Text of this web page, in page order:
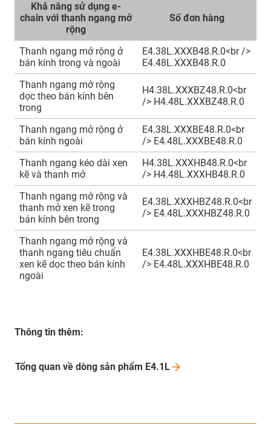
Khả năng sử dụng e-
chain với thanh ngang mở
rộng
Số đơn hàng
Thanh ngang mở rộng ở
bán kính trong và ngoài
E4.38L.XXXB48.R.0<br />
E4.48L.XXXB48.R.0
Thanh ngang mở rộng
dọc theo bán kính bên
trong
H4.38L.XXXBZ48.R.0<br
/> H4.48L.XXXBZ48.R.0
Thanh ngang mở rộng ở
bán kính ngoài
E4.38L.XXXBE48.R.0<br
/> E4.48L.XXXBE48.R.0
Thanh ngang kéo dài xen
kẽ và thanh mở
H4.38L.XXXHB48.R.0<br
/> H4.48L.XXXHB48.R.0
Thanh ngang mở rộng và
thanh mở xen kẽ trong
bán kính bên trong
E4.38L.XXXHBZ48.R.0<br
/> E4.48L.XXXHBZ48.R.0
Thanh ngang mở rộng và
thanh ngang tiêu chuẩn
xen kẽ dọc theo bán kính
ngoài
E4.38L.XXXHBE48.R.0<br
/> E4.48L.XXXHBE48.R.0
Thông tin thêm:
Tổng quan về dòng sản phẩm E4.1L